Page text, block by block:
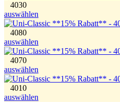
4030
auswählen
4080
auswählen
4070
auswählen
4010
auswählen